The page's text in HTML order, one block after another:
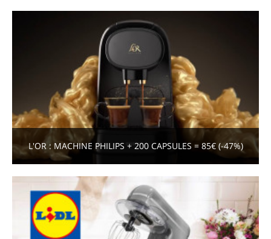
L'OR : MACHINE PHILIPS + 200 CAPSULES = 85€ (-47%)